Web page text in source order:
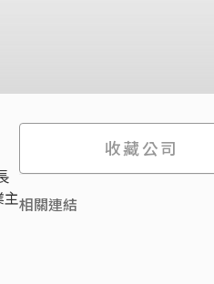
收藏公司
相關連結